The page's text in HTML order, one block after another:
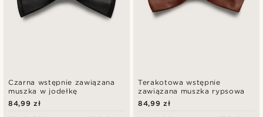
Czarna wstępnie zawiązana
muszka w jodełkę
84,99 zł
Terakotowa wstępnie
zawiązana muszka rypsowa
84,99 zł